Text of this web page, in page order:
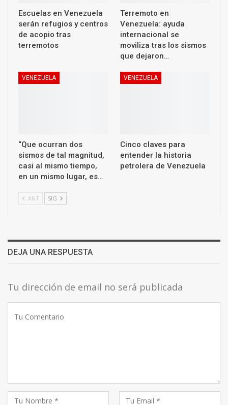
Escuelas en Venezuela
serán refugios y centros
de acopio tras
terremotos
Terremoto en
Venezuela: ayuda
internacional se
moviliza tras los sismos
que dejaron…
VENEZUELA
“Que ocurran dos
sismos de tal magnitud,
casi al mismo tiempo,
en un mismo lugar, es…
VENEZUELA
Cinco claves para
entender la historia
petrolera de Venezuela
ANT SIG
DEJA UNA RESPUESTA
Tu dirección de email no será publicada